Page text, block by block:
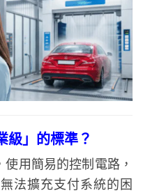
級」的標準？
用簡易的控制電路，
法擴充支付系統的困